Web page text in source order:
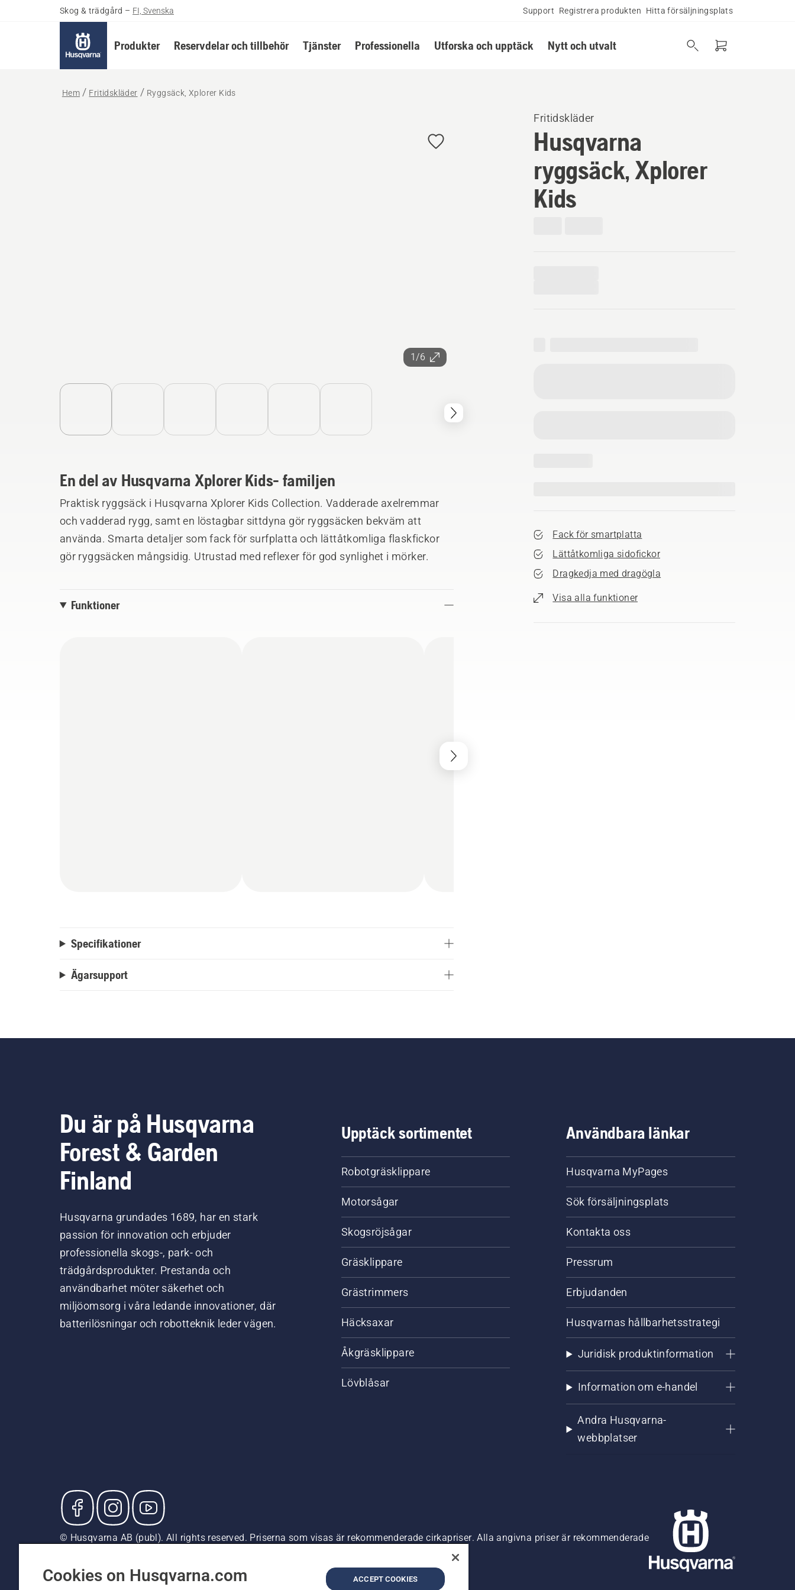
Skog & trädgård – FI, Svenska Support Registrera produkten Hitta försäljningsplats
Produkter Reservdelar och tillbehör Tjänster Professionella Utforska och upptäck Nytt och utvalt
Hem Fritidskläder Ryggsäck, Xplorer Kids
1/6
Fritidskläder
Husqvarna
ryggsäck, Xplorer
Kids
Fack för smartplatta
Lättåtkomliga sidofickor
Dragkedja med dragögla
Visa alla funktioner
En del av Husqvarna Xplorer Kids- familjen
Praktisk ryggsäck i Husqvarna Xplorer Kids Collection. Vadderade axelremmar
och vadderad rygg, samt en löstagbar sittdyna gör ryggsäcken bekväm att
använda. Smarta detaljer som fack för surfplatta och lättåtkomliga flaskfickor
gör ryggsäcken mångsidig. Utrustad med reflexer för god synlighet i mörker.
Funktioner
Specifikationer
Ägarsupport
Du är på Husqvarna
Forest & Garden
Finland
Husqvarna grundades 1689, har en stark
passion för innovation och erbjuder
professionella skogs-, park- och
trädgårdsprodukter. Prestanda och
användbarhet möter säkerhet och
miljöomsorg i våra ledande innovationer, där
batterilösningar och robotteknik leder vägen.
Upptäck sortimentet
Robotgräsklippare
Motorsågar
Skogsröjsågar
Gräsklippare
Grästrimmers
Häcksaxar
Åkgräsklippare
Lövblåsar
Användbara länkar
Husqvarna MyPages
Sök försäljningsplats
Kontakta oss
Pressrum
Erbjudanden
Husqvarnas hållbarhetsstrategi
Juridisk produktinformation
Information om e-handel
Andra Husqvarna-
webbplatser
© Husqvarna AB (publ). All rights reserved. Priserna som visas är rekommenderade cirkapriser. Alla angivna priser är rekommenderade
Cookiepolicy Användningsvillkor Företagsinformation
Cookies on Husqvarna.com ACCEPT COOKIES